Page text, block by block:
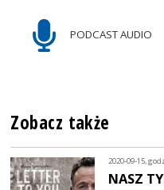
PODCAST AUDIO
Zobacz także
2020-09-15,
NASZ